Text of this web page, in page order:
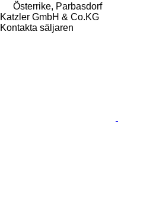
Österrike, Parbasdorf
Katzler GmbH & Co.KG
Kontakta säljaren